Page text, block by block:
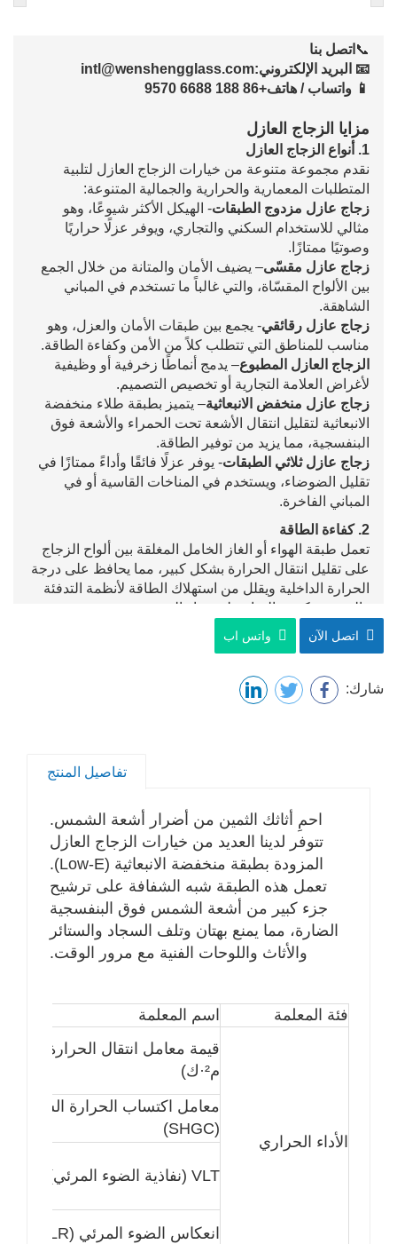
📞 اتصل بنا
📧 البريد الإلكتروني:
intl@wenshengglass.com
📱 واتساب / هاتف+86 188 6688 9570
مزايا الزجاج العازل
1. أنواع الزجاج العازل
نقدم مجموعة متنوعة من خيارات الزجاج العازل لتلبية
المتطلبات المعمارية والحرارية والجمالية المتنوعة:
زجاج عازل مزدوج الطبقات- الهيكل الأكثر شيوعًا، وهو
مثالي للاستخدام السكني والتجاري، ويوفر عزلًا حراريًا
وصوتيًا ممتازًا.
زجاج عازل مقسّى– يضيف الأمان والمتانة من خلال الجمع
بين الألواح المقسّاة، والتي غالباً ما تستخدم في المباني
الشاهقة.
زجاج عازل رقائقي- يجمع بين طبقات الأمان والعزل، وهو
مناسب للمناطق التي تتطلب كلاً من الأمن وكفاءة الطاقة.
الزجاج العازل المطبوع– يدمج أنماطًا زخرفية أو وظيفية
لأغراض العلامة التجارية أو تخصيص التصميم.
زجاج عازل منخفض الانبعاثية– يتميز بطبقة طلاء منخفضة
الانبعاثية لتقليل انتقال الأشعة تحت الحمراء والأشعة فوق
البنفسجية، مما يزيد من توفير الطاقة.
زجاج عازل ثلاثي الطبقات- يوفر عزلًا فائقًا وأداءً ممتازًا في
تقليل الضوضاء، ويستخدم في المناخات القاسية أو في
المباني الفاخرة.
2. كفاءة الطاقة
تعمل طبقة الهواء أو الغاز الخامل المغلقة بين ألواح الزجاج
على تقليل انتقال الحرارة بشكل كبير، مما يحافظ على درجة
الحرارة الداخلية ويقلل من استهلاك الطاقة لأنظمة التدفئة
والتهوية وتكييف الهواء على مدار السنة.
3. عزل الصوت
يقلل الزجاج العازل بشكل فعال من انتقال الضوضاء من
بشكل خاص في المواقع الحضرية أو المطارات أو على جانب
الطريق.
أن تحجب نسبة كبيرة من الأشعة فوق البنفسجية الضارة،
مما يحمي المفروشات الداخلية والأعمال الفنية وجلد الإنسان
عند دمجها مع الزجاج الرقائقي أو المقسى، توفر وحدات
العزل أداءً حرارياً ومقاومة عالية للصدمات، مما يضمن
السلامة الهيكلية والحماية الشخصية.
من خلال الحفاظ على درجة حرارة داخلية مستقرة وتقليل
انتقال الرطوبة، يقلل الزجاج العازل من خطر تشكل التكثيف
على الأسطح الداخلية.
وفواصل، وطلاءات، مما يعزز تصميم المباني دون المساس
اتصل الآن واتس اب
شارك:
تفاصيل المنتج
احمِ أثاثك الثمين من أضرار أشعة الشمس.
تتوفر لدينا العديد من خيارات الزجاج العازل
المزودة بطبقة منخفضة الانبعاثية (Low-E).
تعمل هذه الطبقة شبه الشفافة على ترشيح
جزء كبير من أشعة الشمس فوق البنفسجية
الضارة، مما يمنع بهتان وتلف السجاد والستائر
والأثاث واللوحات الفنية مع مرور الوقت.
فئة المعلمة اسم المعلمة
الأداء الحراري
قيمة معامل انتقال الحرارة (واط/
م²·ك)
معامل اكتساب الحرارة الشمسية
(SHGC)
VLT (نفاذية الضوء المرئي)
انعكاس الضوء المرئي (VLR)